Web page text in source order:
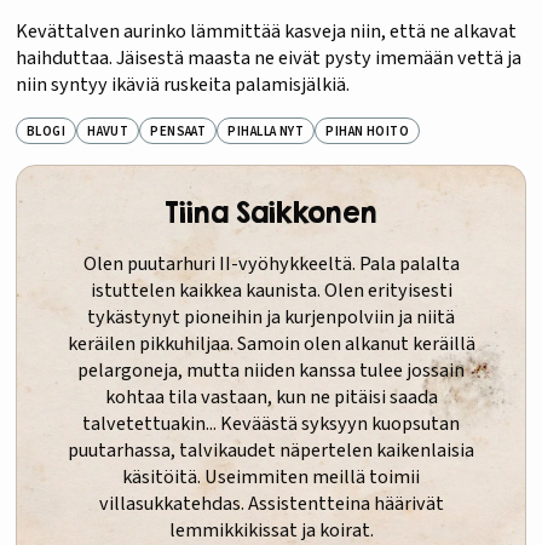
Kevättalven aurinko lämmittää kasveja niin, että ne alkavat
haihduttaa. Jäisestä maasta ne eivät pysty imemään vettä ja
niin syntyy ikäviä ruskeita palamisjälkiä.
BLOGI HAVUT PENSAAT PIHALLA NYT PIHAN HOITO
Tiina Saikkonen
Olen puutarhuri II-vyöhykkeeltä. Pala palalta
istuttelen kaikkea kaunista. Olen erityisesti
tykästynyt pioneihin ja kurjenpolviin ja niitä
keräilen pikkuhiljaa. Samoin olen alkanut keräillä
pelargoneja, mutta niiden kanssa tulee jossain
kohtaa tila vastaan, kun ne pitäisi saada
talvetettuakin... Keväästä syksyyn kuopsutan
puutarhassa, talvikaudet näpertelen kaikenlaisia
käsitöitä. Useimmiten meillä toimii
villasukkatehdas. Assistentteina häärivät
lemmikkikissat ja koirat.